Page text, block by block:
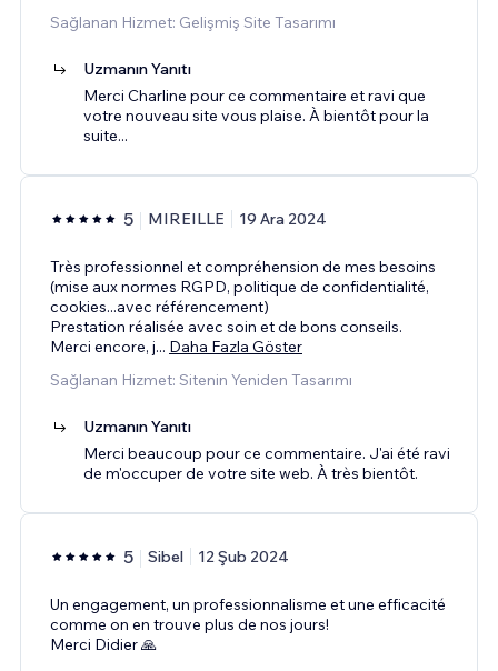
Sağlanan Hizmet: Gelişmiş Site Tasarımı
Uzmanın Yanıtı
Merci Charline pour ce commentaire et ravi que
votre nouveau site vous plaise. À bientôt pour la
suite...
5 MIREILLE 19 Ara 2024
Très professionnel et compréhension de mes besoins
(mise aux normes RGPD, politique de confidentialité,
cookies...avec référencement)
Prestation réalisée avec soin et de bons conseils.
Merci encore, j... Daha Fazla Göster
Sağlanan Hizmet: Sitenin Yeniden Tasarımı
Uzmanın Yanıtı
Merci beaucoup pour ce commentaire. J'ai été ravi
de m'occuper de votre site web. À très bientôt.
5 Sibel 12 Şub 2024
Un engagement, un professionnalisme et une efficacité
comme on en trouve plus de nos jours!
Merci Didier 🙏